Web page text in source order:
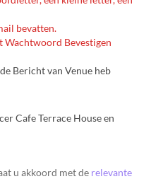
bevatten.
Bevestigen
Bericht van Venue heb
Cafe Terrace House en
u akkoord met de relevante